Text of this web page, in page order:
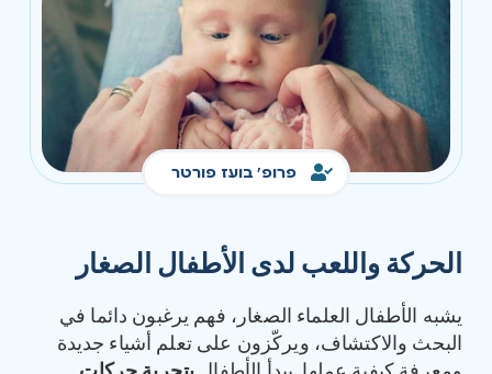
פרופ' בועז פורטר
الحركة واللعب لدى الأطفال الصغار
يشبه الأطفال العلماء الصغار، فهم يرغبون دائما في
البحث والاكتشاف، ويركّزون على تعلم أشياء جديدة